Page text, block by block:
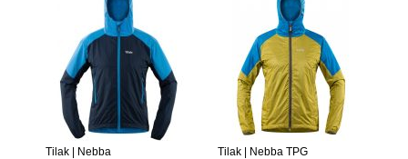
Tilak | Nebba Tilak | Nebba TPG